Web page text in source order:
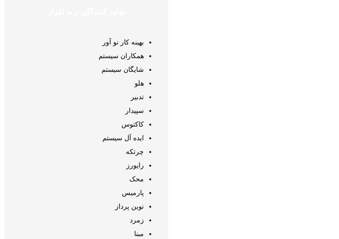
بهینه کار نو آور
همکاران سیستم
شایگان سیستم
هلو
تدبیر
سپیدار
کاکتوس
ایده آل سیستم
چرتکه
رایورز
محک
پارمیس
نوین پرداز
زمرد
مبنا